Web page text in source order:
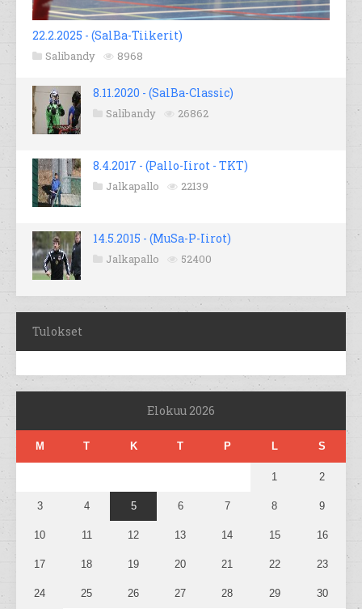
22.2.2025 - (SalBa-Tiikerit)
Salibandy 8968
8.11.2020 - (SalBa-Classic)
Salibandy 26862
8.4.2017 - (Pallo-Iirot - TKT)
Jalkapallo 22139
14.5.2015 - (MuSa-P-Iirot)
Jalkapallo 52400
Tulokset
Elokuu 2026
M T K T P L S
1 2
3 4 5 6 7 8 9
10 11 12 13 14 15 16
17 18 19 20 21 22 23
24 25 26 27 28 29 30